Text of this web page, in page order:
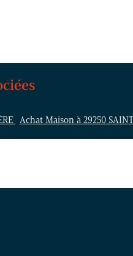
Achat Maison à 29250